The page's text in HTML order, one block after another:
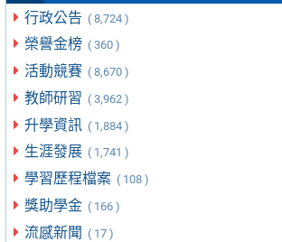
行政公告 ( 8,724 )
榮譽金榜 ( 360 )
活動競賽 ( 8,670 )
教師研習 ( 3,962 )
升學資訊 ( 1,884 )
生涯發展 ( 1,741 )
學習歷程檔案 ( 108 )
獎助學金 ( 166 )
流感新聞 ( 17 )